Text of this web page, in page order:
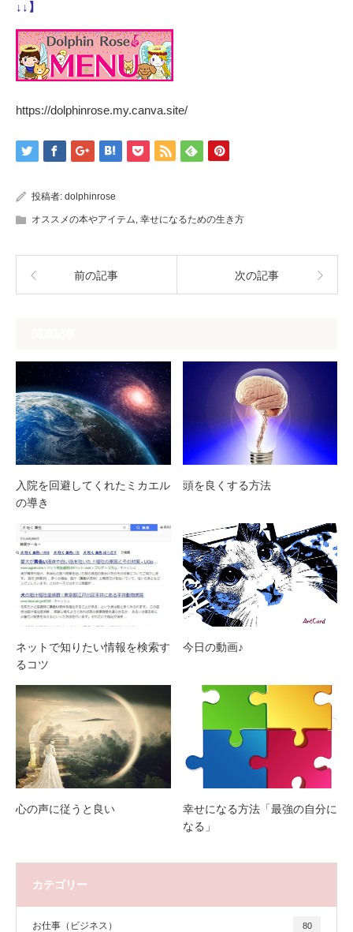
↓↓】
https://dolphinrose.my.canva.site/
投稿者: dolphinrose
オススメの本やアイテム, 幸せになるための生き方
前の記事 次の記事
入院を回避してくれたミカエル
の導き
頭を良くする方法
ネットで知りたい情報を検索す
るコツ
今日の動画♪
心の声に従うと良い
幸せになる方法「最強の自分に
なる」
カテゴリー
お仕事（ビジネス） 80